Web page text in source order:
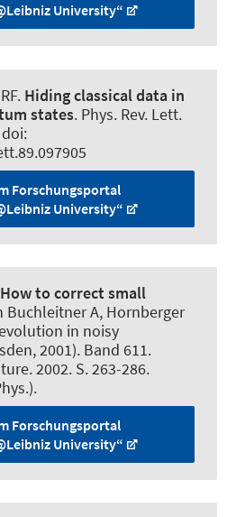
University“
. Hiding classical data in
states. Phys. Rev. Lett.
Forschungsportal
University“
How to correct small
Buchleitner A, Hornberger
in noisy
2001). Band 611.
2002. S. 263-286.
Forschungsportal
University“